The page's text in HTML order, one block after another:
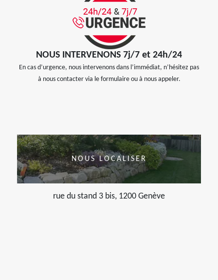
NOUS INTERVENONS 7j/7 et 24h/24
En cas d’urgence, nous intervenons dans l’immédiat, n’hésitez pas
à nous contacter via le formulaire ou à nous appeler.
NOUS LOCALISER
rue du stand 3 bis, 1200 Genève